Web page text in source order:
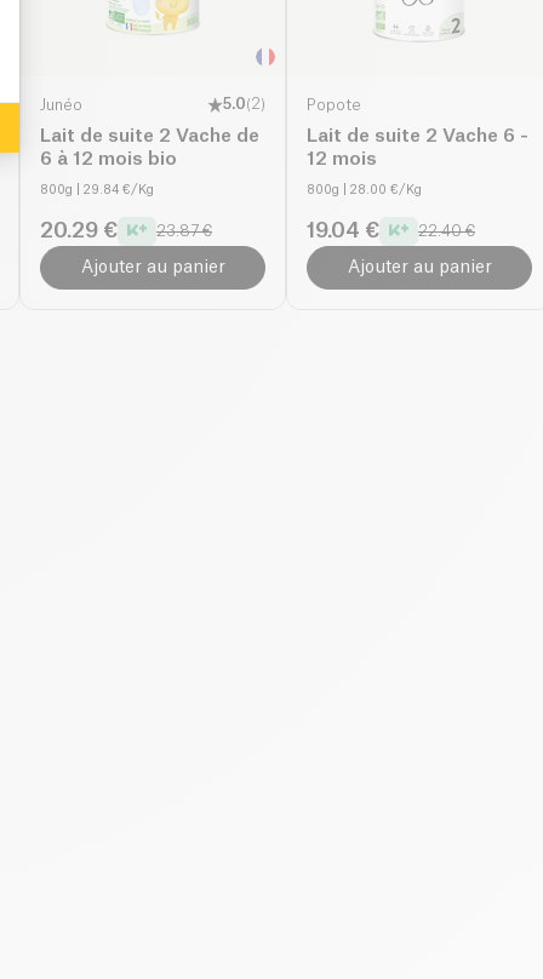
Junéo 5.0(2)
Lait de suite 2 Vache de
6 à 12 mois bio
800g | 29.84 €/Kg
20.29 € 23.87 €
Ajouter au panier
Popote
Lait de suite 2 Vache 6 -
12 mois
800g | 28.00 €/Kg
19.04 € 22.40 €
Ajouter au panier